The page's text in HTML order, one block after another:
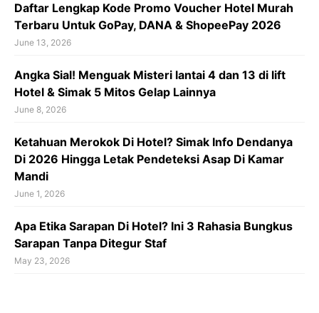
Daftar Lengkap Kode Promo Voucher Hotel Murah
Terbaru Untuk GoPay, DANA & ShopeePay 2026
June 13, 2026
Angka Sial! Menguak Misteri lantai 4 dan 13 di lift
Hotel & Simak 5 Mitos Gelap Lainnya
June 8, 2026
Ketahuan Merokok Di Hotel? Simak Info Dendanya
Di 2026 Hingga Letak Pendeteksi Asap Di Kamar
Mandi
June 1, 2026
Apa Etika Sarapan Di Hotel? Ini 3 Rahasia Bungkus
Sarapan Tanpa Ditegur Staf
May 23, 2026